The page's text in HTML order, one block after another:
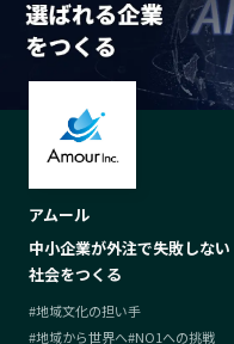
アムール
中小企業が外注で失敗しない
社会をつくる
#地域文化の担い手
#地域から世界へ#NO1への挑戦